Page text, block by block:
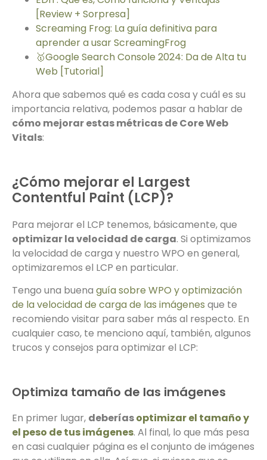
[Review + Sorpresa]
Screaming Frog: La guía definitiva para
aprender a usar ScreamingFrog
🥇Google Search Console 2024: Da de Alta tu
Web [Tutorial]
Ahora que sabemos qué es cada cosa y cuál es su
importancia relativa, podemos pasar a hablar de
cómo mejorar estas métricas de Core Web
Vitals:
¿Cómo mejorar el Largest
Contentful Paint (LCP)?
Para mejorar el LCP tenemos, básicamente, que
optimizar la velocidad de carga. Si optimizamos
la velocidad de carga y nuestro WPO en general,
optimizaremos el LCP en particular.
Tengo una buena guía sobre WPO y optimización
de la velocidad de carga de las imágenes que te
recomiendo visitar para saber más al respecto. En
cualquier caso, te menciono aquí, también, algunos
trucos y consejos para optimizar el LCP:
Optimiza tamaño de las imágenes
En primer lugar, deberíasoptimizar el tamaño y
el peso de tus imágenes. Al final, lo que más pesa
en casi cualquier página es el conjunto de imágenes